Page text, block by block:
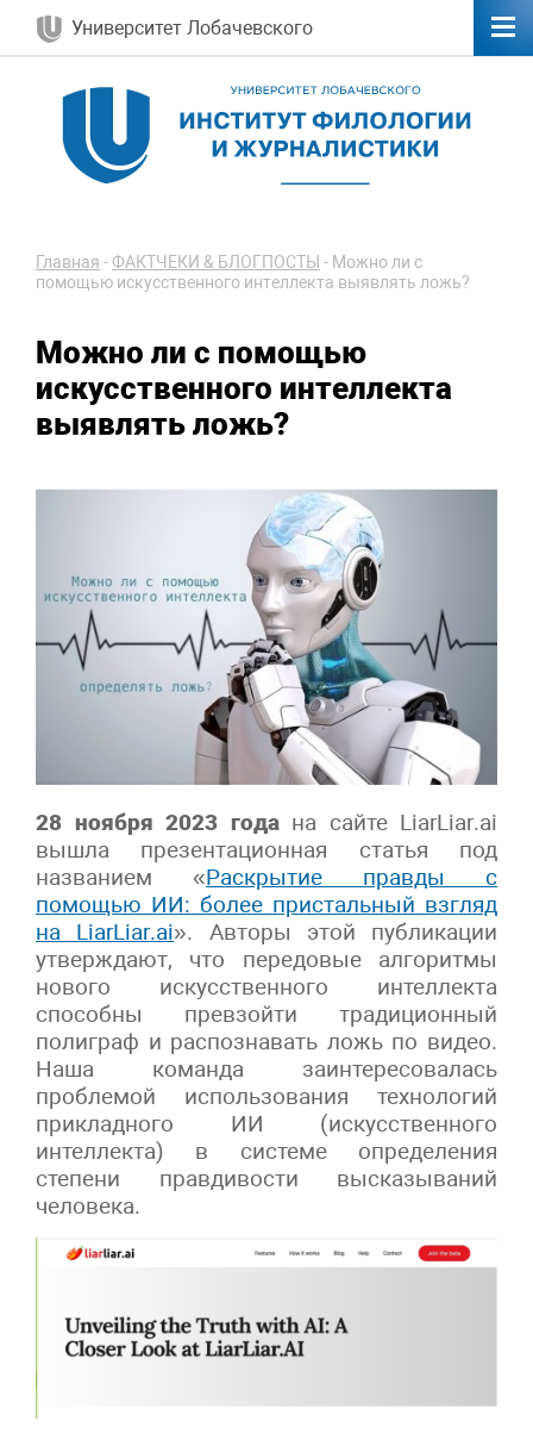
Университет Лобачевского
Главная -ФАКТЧЕКИ & БЛОГПОСТЫ - Можно ли с
помощью искусственного интеллекта выявлять ложь?
Можно ли с помощью
искусственного интеллекта
выявлять ложь?
28 ноября 2023 годана сайте LiarLiar.ai
вышла презентационная статья под
названием «Раскрытие правды с
помощью ИИ: более пристальный взгляд
на LiarLiar.ai». Авторы этой публикации
утверждают, что передовые алгоритмы
нового искусственного интеллекта
способны превзойти традиционный
полиграф и распознавать ложь по видео.
Наша команда заинтересовалась
проблемой использования технологий
прикладного ИИ (искусственного
интеллекта) в системе определения
степени правдивости высказываний
человека.